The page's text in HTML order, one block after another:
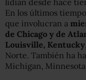
En los últimos
que involucran a
de Chicago y de
Louisville, Kentucky
Norte. También ha
Michigan,